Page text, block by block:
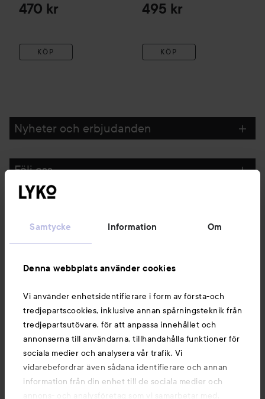
Samtycke Information Om
Denna webbplats använder cookies
Vi använder enhetsidentifierare i form av första-och
tredjepartscookies, inklusive annan spårningsteknik från
tredjepartsutövare, för att anpassa innehållet och
annonserna till användarna, tillhandahålla funktioner för
sociala medier och analysera vår trafik. Vi
vidarebefordrar även sådana identifierare och annan
information från din enhet till de sociala medier och
annons- och analysföretag som vi samarbetar med.
470 kr
KÖP
495 kr
KÖP
Nyheter och erbjudanden
Följ oss
Du kanske också gillar